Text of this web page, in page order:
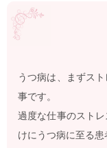
うつ病は、まずス
事です。
過度な仕事のスト
けにうつ病に至る患